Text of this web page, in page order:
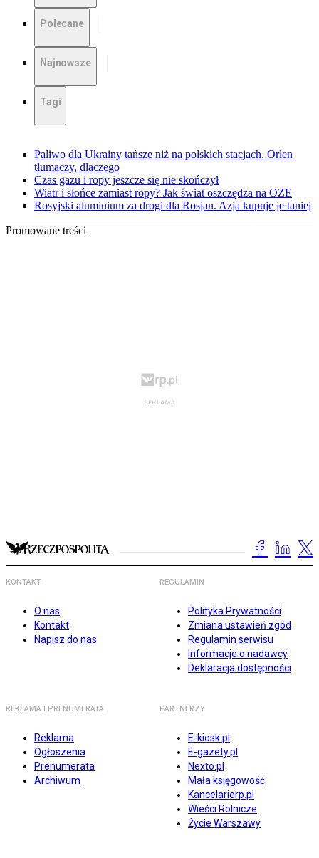
Polecane
Najnowsze
Tagi
Paliwo dla Ukrainy tańsze niż na polskich stacjach. Orlen
tłumaczy, dlaczego
Czas gazu i ropy jeszcze się nie skończył
Wiatr i słońce zamiast ropy? Jak świat oszczędza na OZE
Rosyjski aluminium za drogi dla Rosjan. Azja kupuje je taniej
Promowane treści
KONTAKT
O nas
Kontakt
Napisz do nas
REGULAMIN
Polityka Prywatności
Zmiana ustawień zgód
Regulamin serwisu
Informacje o nadawcy
Deklaracja dostępności
REKLAMA I PRENUMERATA
Reklama
Ogłoszenia
Prenumerata
Archiwum
PARTNERZY
E-kiosk.pl
E-gazety.pl
Nexto.pl
Mała księgowość
Kancelarierp.pl
Wieści Rolnicze
Życie Warszawy